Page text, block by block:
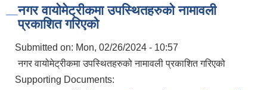
नगर वायोमेट्रीकमा उपस्थितहरुको नामावली
प्रकाशित गरिएको
Submitted on: Mon, 02/26/2024 - 10:57
नगर वायोमेट्रीकमा उपस्थितहरुको नामावली प्रकाशित गरिएको
Supporting Documents: